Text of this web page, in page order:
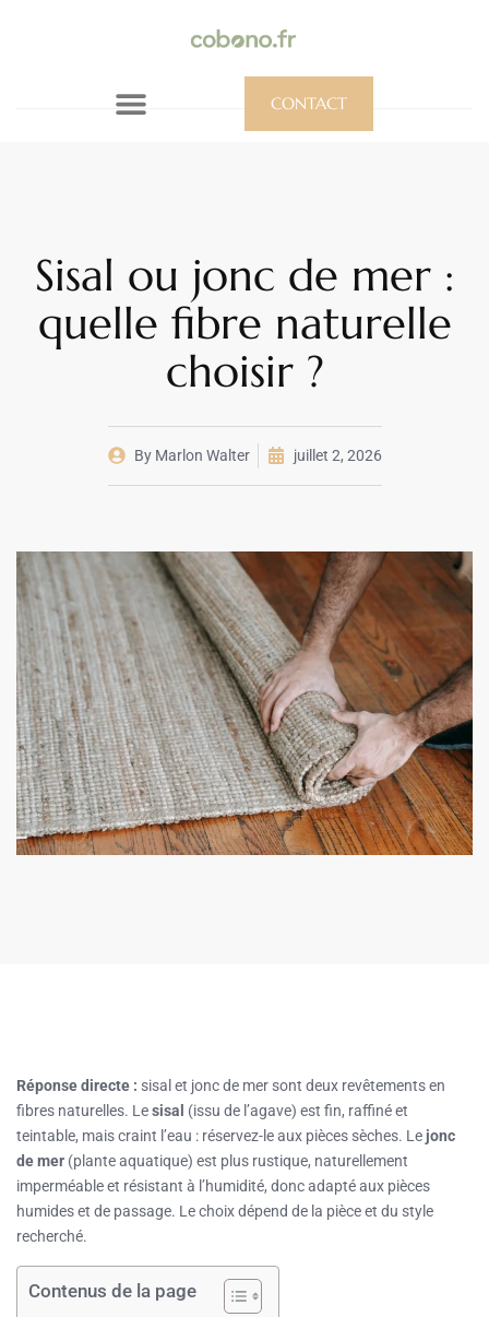
CONTACT
Sisal ou jonc de mer :
quelle fibre naturelle
choisir ?
ByMarlon Walter juillet 2, 2026
Réponse directe : sisal et jonc de mer sont deux revêtements en
fibres naturelles. Lesisal (issu de l’agave) est fin, raffiné et
teintable, mais craint l’eau : réservez-le aux pièces sèches. Le jonc
de mer (plante aquatique) est plus rustique, naturellement
imperméable et résistant à l’humidité, donc adapté aux pièces
humides et de passage. Le choix dépend de la pièce et du style
recherché.
Contenus de la page